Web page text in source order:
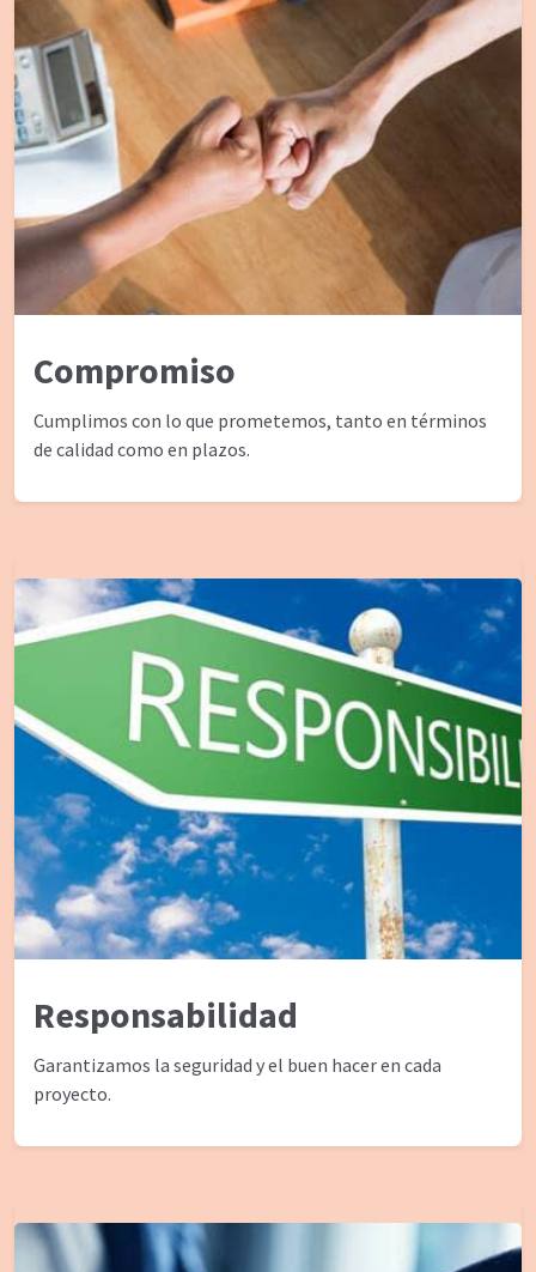
Compromiso
Cumplimos con lo que prometemos, tanto en términos
de calidad como en plazos.
Responsabilidad
Garantizamos la seguridad y el buen hacer en cada
proyecto.